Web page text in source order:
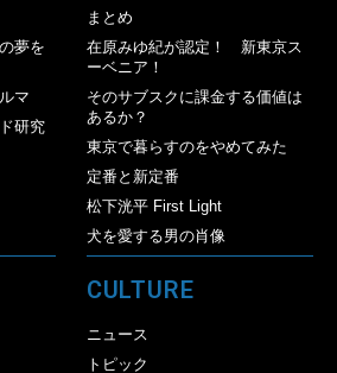
夢を
マ
研究
まとめ
在原みゆ紀が認定！ 新東京ス
ーベニア！
そのサブスクに課金する価値は
あるか？
東京で暮らすのをやめてみた
定番と新定番
松下洸平 First Light
犬を愛する男の肖像
CULTURE
ニュース
トピック